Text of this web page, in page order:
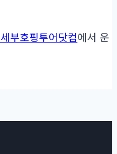
세부호핑투어닷컴에서 운